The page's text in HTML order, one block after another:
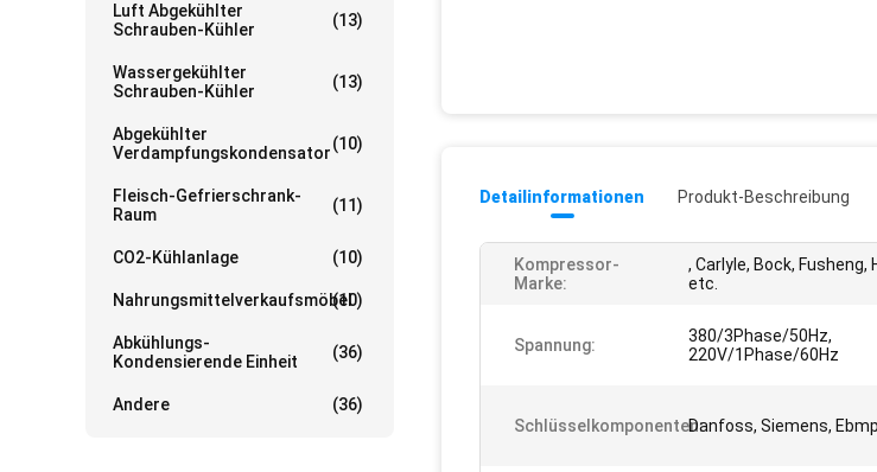
Luft Abgekühlter
Schrauben-Kühler
(13)
Wassergekühlter
Schrauben-Kühler
(13)
Abgekühlter
Verdampfungskondensator(10)
Fleisch-Gefrierschrank-
Raum
(11)
CO2-Kühlanlage (10)
Nahrungsmittelverkaufsmöbel
(10)
Abkühlungs-
Kondensierende Einheit
(36)
Andere (36)
Detailinformationen Produkt-Beschreibung
Kompressor-
Marke:
, Carlyle, Bock, Fusheng,
etc.
Spannung:
380/3Phase/50Hz,
220V/1Phase/60Hz
Schlüsselkomponenten:Danfoss, Siemens,